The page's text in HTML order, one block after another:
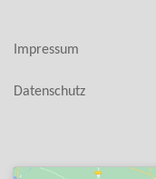
Impressum
Datenschutz